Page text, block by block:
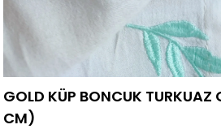
GOLD KÜP BONCUK
CM)